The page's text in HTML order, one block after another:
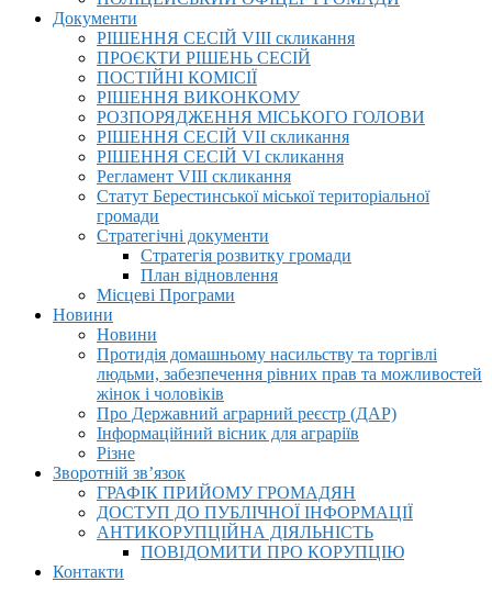
Документи
РІШЕННЯ СЕСІЙ VIІI скликання
ПРОЄКТИ РІШЕНЬ СЕСІЙ
ПОСТІЙНІ КОМІСІЇ
РІШЕННЯ ВИКОНКОМУ
РОЗПОРЯДЖЕННЯ МІСЬКОГО ГОЛОВИ
РІШЕННЯ СЕСІЙ VII скликання
РІШЕННЯ СЕСІЙ VI скликання
Регламент VIІI скликання
Статут Берестинської міської територіальної
громади
Стратегічні документи
Стратегія розвитку громади
План відновлення
Місцеві Програми
Новини
Новини
Протидія домашньому насильству та торгівлі
людьми, забезпечення рівних прав та можливостей
жінок і чоловіків
Про Державний аграрний реєстр (ДАР)
Інформаційний вісник для аграріїв
Різне
Зворотній зв’язок
ГРАФІК ПРИЙОМУ ГРОМАДЯН
ДОСТУП ДО ПУБЛІЧНОЇ ІНФОРМАЦІЇ
АНТИКОРУПЦІЙНА ДІЯЛЬНІСТЬ
ПОВІДОМИТИ ПРО КОРУПЦІЮ
Контакти